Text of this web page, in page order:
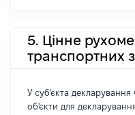
5. Цінне
транспортних
У суб'єкта декларування
об'єкти для